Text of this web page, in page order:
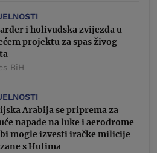
i holivudska zvijezda u
projektu za spas živog
BiH
Arabija se priprema za
napade na luke i aerodrome
mogle izvesti iračke milicije
s Hutima